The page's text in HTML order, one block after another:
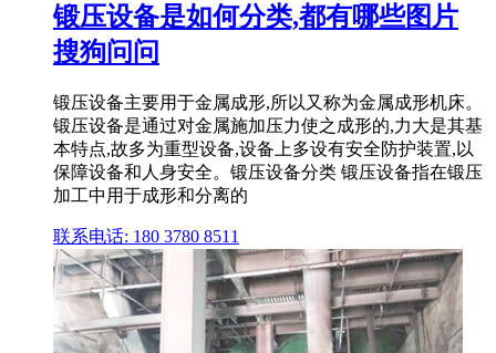
锻压设备是如何分类,都有哪些图片
搜狗问问
锻压设备主要用于金属成形,所以又称为金属成形机床。
锻压设备是通过对金属施加压力使之成形的,力大是其基
本特点,故多为重型设备,设备上多设有安全防护装置,以
保障设备和人身安全。锻压设备分类 锻压设备指在锻压
加工中用于成形和分离的
联系电话: 180 3780 8511